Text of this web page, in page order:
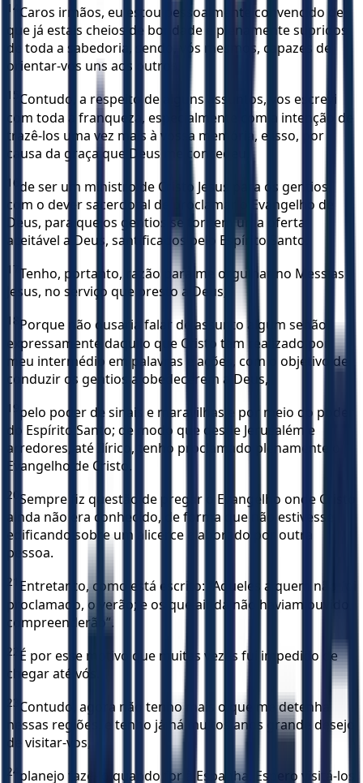
14 Caros irmãos, eu estou pessoalmente convencido de
que já estais cheios de bondade e plenamente supridos
de toda a sabedoria, sendo, vós mesmos, capazes de
orientar-vos uns aos outros.
15 Contudo, a respeito de alguns assuntos, vos escrevi
com toda a franqueza, especialmente com a intenção de
trazê-los uma vez mais à vossa memória, e isso, por
causa da graça que Deus me concedeu,
16 de ser um ministro de Cristo Jesus para os gentios,
com o dever sacerdotal de proclamar o Evangelho de
Deus, para que os gentios se tornem uma oferta
aceitável a Deus, santificados pelo Espírito Santo.
17 Tenho, portanto, razão para me orgulhar no Messias
Jesus, no serviço que presto a Deus;
18 Porque não ousaria falar de assunto algum senão
expressamente daquilo que Cristo tem realizado por
meu intermédio em palavras e ações, com o objetivo de
conduzir os gentios a obedecerem a Deus,
19 pelo poder de sinais e maravilhas e por meio do poder
do Espírito Santo; de modo que desde Jerusalém e
arredores, até Ilírico, tenho proclamado plenamente o
Evangelho de Cristo.
20 Sempre fiz questão de pregar o Evangelho onde Cristo
ainda não era conhecido, de forma que não estivesse
edificando sobre um alicerce elaborado por outra
pessoa.
21
Entretanto, como está escrito: “Aqueles a quem não foi
proclamado, o verão; e os que ainda não haviam ouvido,
compreenderão”.
22 É por esse motivo que muitas vezes fui impedido de
chegar até vós.
23 Contudo, agora não tenho mais o que me detenha
nessas regiões, e tenho já há muitos anos grande desejo
de visitar-vos,
24 planejo fazê-lo quando for à Espanha. Espero visitá-los